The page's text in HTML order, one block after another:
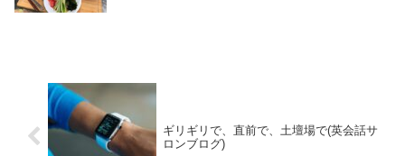
ギリギリで、直前で、土壇場で(英会話サ
ロンブログ)